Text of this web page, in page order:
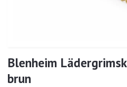
Blenheim
brun